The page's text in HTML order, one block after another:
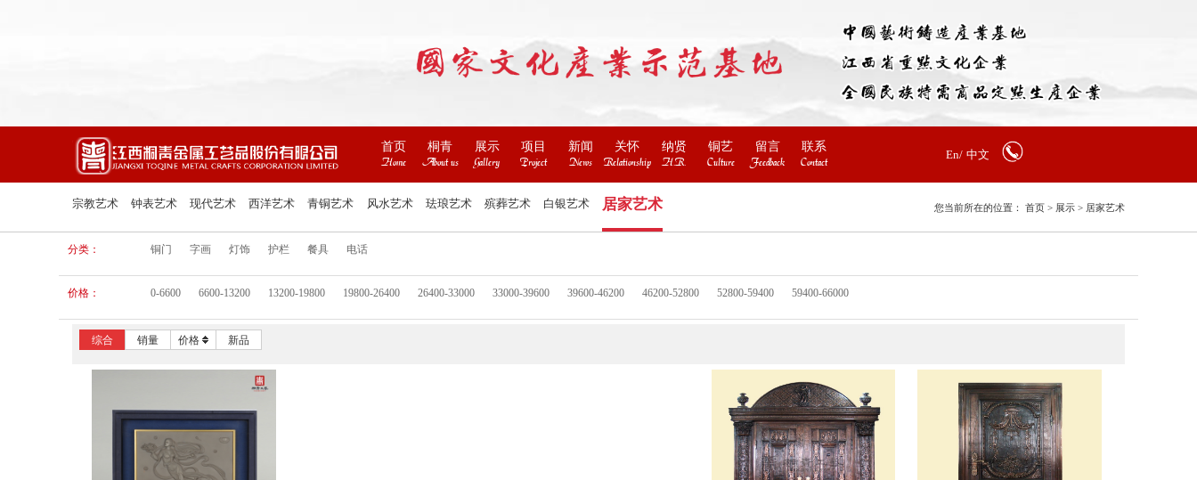
首页
Home
桐青
About us
展示
Gallery
项目
Project
新闻
News
关怀
Relationship
纳贤
H.R.
铜艺
Culture
留言
Feedback
联系
Contact
En/ 中文
宗教艺术 钟表艺术 现代艺术 西洋艺术 青铜艺术 风水艺术 珐琅艺术 殡葬艺术 白银艺术 居家艺术 您当前所在的位置：首页 > 展示 > 居家艺术
分类： 铜门 字画 灯饰 护栏 餐具 电话
价格： 0-6600 6600-13200 13200-19800 19800-26400 26400-33000 33000-39600 39600-46200 46200-52800 52800-59400 59400-66000
综合 销量 价格 新品